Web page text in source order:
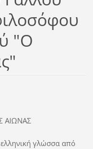
"Ο
γλώσσα από